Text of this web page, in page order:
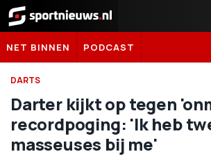
Sportnieuws.nl
NET BINNEN PODCAST
DARTS
Darter kijkt op tegen
recordpoging: 'Ik heb
masseuses bij me'